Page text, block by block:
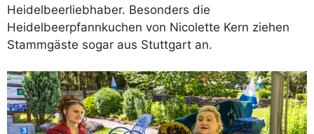
Heidelbeerliebhaber. Besonders die
Heidelbeerpfannkuchen von Nicolette Kern ziehen
Stammgäste sogar aus Stuttgart an.